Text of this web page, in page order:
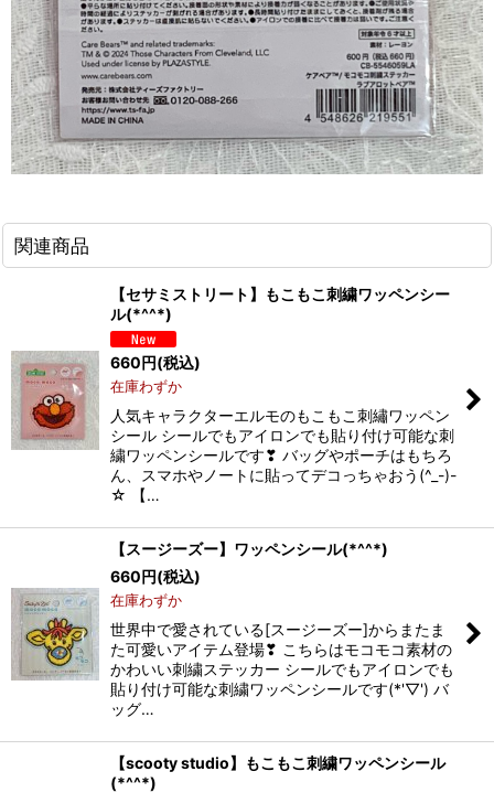
関連商品
【セサミストリート】もこもこ刺繍ワッペンシー
ル(*^^*)
660円(税込)
在庫わずか
人気キャラクターエルモのもこもこ刺繡ワッペン
シール シールでもアイロンでも貼り付け可能な刺
繍ワッペンシールです❣ バッグやポーチはもちろ
ん、スマホやノートに貼ってデコっちゃおう(^_-)-
☆ 【…
【スージーズー】ワッペンシール(*^^*)
660円(税込)
在庫わずか
世界中で愛されている[スージーズー]からまたま
た可愛いアイテム登場❣ こちらはモコモコ素材の
かわいい刺繍ステッカー シールでもアイロンでも
貼り付け可能な刺繍ワッペンシールです(*'▽') バ
ッグ…
【scooty studio】もこもこ刺繍ワッペンシール
(*^^*)